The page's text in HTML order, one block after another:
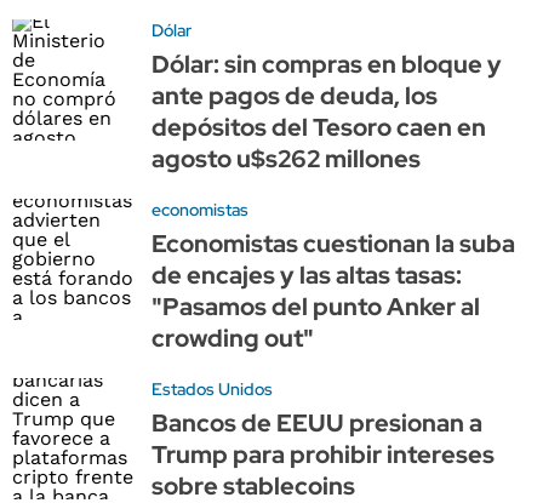
Dólar
Dólar: sin compras en bloque y
ante pagos de deuda, los
depósitos del Tesoro caen en
agosto u$s262 millones
economistas
Economistas cuestionan la suba
de encajes y las altas tasas:
"Pasamos del punto Anker al
crowding out"
Estados Unidos
Bancos de EEUU presionan a
Trump para prohibir intereses
sobre stablecoins